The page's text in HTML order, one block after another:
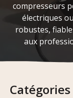
compresseurs
électriques
robustes,
aux
Catégories